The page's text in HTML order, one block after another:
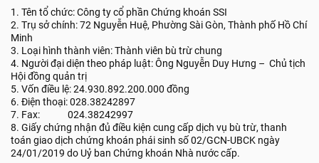
1. Tên tổ chức: Công ty cổ phần Chứng khoán SSI
2. Trụ sở chính: 72 Nguyễn Huệ, Phường Sài Gòn, Thành phố Hồ Chí
Minh
3. Loại hình thành viên: Thành viên bù trừ chung
4. Người đại diện theo pháp luật: Ông Nguyễn Duy Hưng – Chủ tịch
Hội đồng quản trị
5. Vốn điều lệ: 24.930.892.200.000 đồng
6. Điện thoại: 028.38242897
7. Fax: 024.38242997
8. Giấy chứng nhận đủ điều kiện cung cấp dịch vụ bù trừ, thanh
toán giao dịch chứng khoán phái sinh số 02/GCN-UBCK ngày
24/01/2019 do Uỷ ban Chứng khoán Nhà nước cấp.